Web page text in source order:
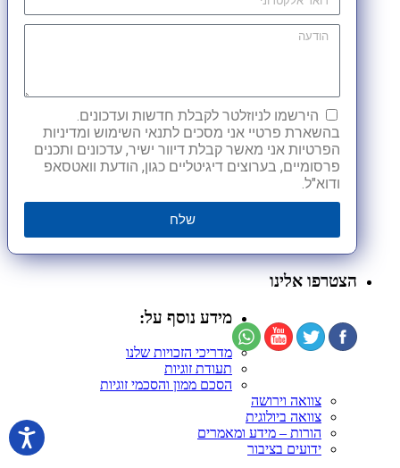
הירשמו לניוזלטר לקבלת חדשות ועדכונים.
בהשארת פרטיי אני מסכים לתנאי השימוש ומדיניות
הפרטיות אני מאשר קבלת דיוור ישיר, עדכונים ותכנים
פרסומיים, בערוצים דיגיטליים כגון, הודעת וואטסאפ
ודוא"ל.
שלח
הצטרפו אלינו
מידע נוסף על:
מדריכי הזכויות שלנו
תעודת זוגיות
הסכם ממון והסכמי זוגיות
צוואה וירושה
צוואה ביולוגית
הורות – מידע ומאמרים
ידועים בציבור